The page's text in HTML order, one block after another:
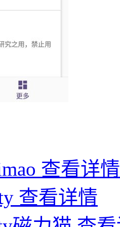
查看详情
查看详情